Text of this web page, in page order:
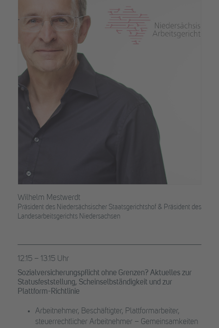
Wilhelm Mestwerdt
Präsident des Niedersächsischer Staatsgerichtshof & Präsident des
Landesarbeitsgerichts Niedersachsen
12.15 – 13.15 Uhr
Sozialversicherungspflicht ohne Grenzen? Aktuelles zur
Statusfeststellung, Scheinselbständigkeit und zur
Plattform-Richtlinie
Arbeitnehmer, Beschäftigter, Plattformarbeiter,
steuerrechtlicher Arbeitnehmer – Gemeinsamkeiten